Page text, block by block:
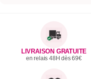
LIVRAISON GRATUITE
en relais 48H dès 69€